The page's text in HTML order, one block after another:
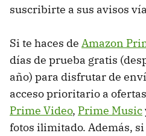
suscribirte a sus avisos vía
Si te haces de Amazon
días de prueba gratis
año) para disfrutar de
acceso prioritario a
Prime Video, Prime Music
fotos ilimitado. Además,